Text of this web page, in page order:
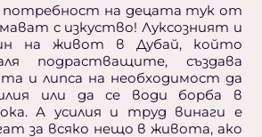
потребност на децата тук от
с изкуство! Луксозният и
на живот в Дубай, който
подрастващите, създава
и липса на необходимост да
или да се води борба в
А усилия и труд винаги е
за всяко нещо в живота, ако